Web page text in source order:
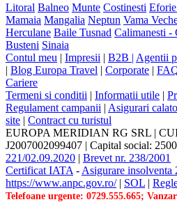
Litoral Balneo Munte Costinesti
Mamaia Mangalia Neptun Vama
Herculane Baile Tusnad Calimanesti -
Busteni Sinaia
Contul meu | Impresii | B2B | Agentii
| Blog Europa Travel | Corporate |
Cariere
Termeni si conditii | Informatii utile |
Regulament campanii | Asigurari
site | Contract cu turistul
EUROPA MERIDIAN RG SRL |
J2007002099407 | Capital social:
221/02.09.2020 | Brevet nr. 238/2001
Certificat IATA - Asigurare insolventa
https://www.anpc.gov.ro/| SOL |
Telefoane urgente: 0729.555.665;